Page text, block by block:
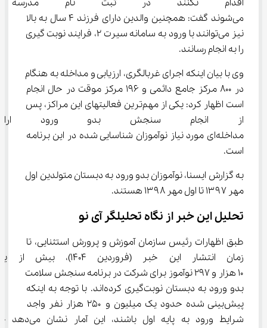
اقدام نکنند در ثبت نام
می‌شوند گفت: همچنین والدین دارای فرزند ۴ سال به بالا
نیز می‌توانند با ورود به سامانه سیرت ۲، فرایند نوبت گیری
را به انجام رسانند.
وی با بیان اینکه اجرای غربالگری، ارزیابی و مداخله به هنگام
در ۸۰۰ مرکز جامع دائمی و ۱۹۶ مرکز موقت در حال انجام
است اظهار کرد: یکی از مهم‌ترین فعالیتهای این مراکز، پس
از انجام سنجش بدو ورود
مداخله‌ای مورد نیاز نوآموزان شناسایی شده در این برنامه
است.
به گزارش ایسنا، نوآموزان بدو ورود به دبستان متولدین اول
مهر ۱۳۹۷ تا اول مهر ۱۳۹۸ هستند.
تحلیل این خبر از نگاه تحلیلگر آی نو
طبق اظهارات رئیس سازمان آموزش و پرورش استثنایی، تا
زمان انتشار این خبر
۱۰ هزار و ۲۹۷ نوآموز برای شرکت در برنامه سنجش سلامت
بدو ورود به دبستان نوبت‌گیری کرده‌اند. با توجه به اینکه
پیش‌بینی شده حدود یک میلیون و ۲۵۰ هزار نفر واجد
شرایط ورود به پایه اول باشند،